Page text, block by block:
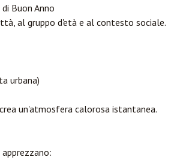
Buon Anno
al gruppo d'età e al contesto sociale.
urbana)
un'atmosfera calorosa istantanea.